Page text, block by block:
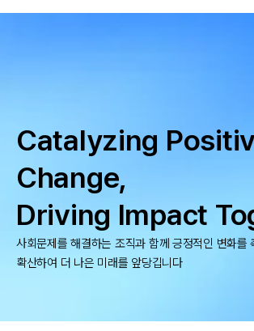
Catalyzing
Change,
Driving Impact
사회문제를 해결하는 조직과 함께 긍정적인 변화를
확산하여 더 나은 미래를 앞당깁니다